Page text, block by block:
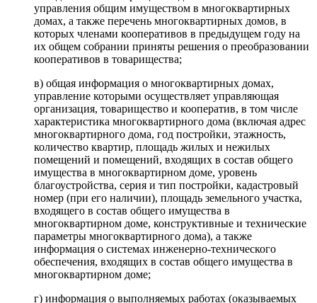
управления общим имуществом в многоквартирных
домах, а также перечень многоквартирных домов, в
которых членами кооперативов в предыдущем году на
их общем собрании приняты решения о преобразовании
кооперативов в товарищества;
в) общая информация о многоквартирных домах,
управление которыми осуществляет управляющая
организация, товарищество и кооператив, в том числе
характеристика многоквартирного дома (включая адрес
многоквартирного дома, год постройки, этажность,
количество квартир, площадь жилых и нежилых
помещений и помещений, входящих в состав общего
имущества в многоквартирном доме, уровень
благоустройства, серия и тип постройки, кадастровый
номер (при его наличии), площадь земельного участка,
входящего в состав общего имущества в
многоквартирном доме, конструктивные и технические
параметры многоквартирного дома), а также
информация о системах инженерно-технического
обеспечения, входящих в состав общего имущества в
многоквартирном доме;
г) информация о выполняемых работах (оказываемых